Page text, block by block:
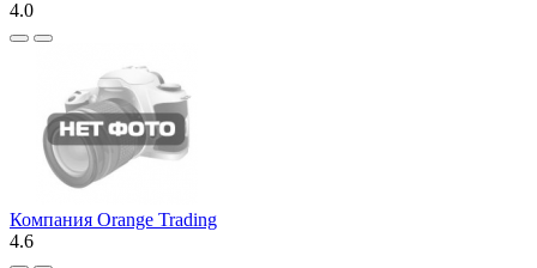
4.0
Компания Orange Trading
4.6